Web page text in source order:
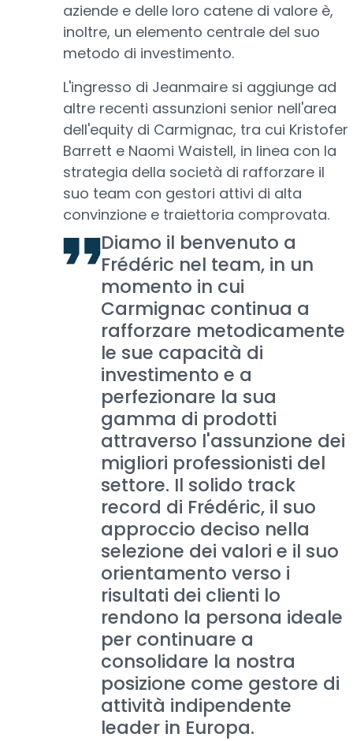
aziende e delle loro catene di valore è,
inoltre, un elemento centrale del suo
metodo di investimento.
L'ingresso di Jeanmaire si aggiunge ad
altre recenti assunzioni senior nell'area
dell'equity di Carmignac, tra cui Kristofer
Barrett e Naomi Waistell, in linea con la
strategia della società di rafforzare il
suo team con gestori attivi di alta
convinzione e traiettoria comprovata.
Diamo il benvenuto a
Frédéric nel team, in un
momento in cui
Carmignac continua a
rafforzare metodicamente
le sue capacità di
investimento e a
perfezionare la sua
gamma di prodotti
attraverso l'assunzione dei
migliori professionisti del
settore. Il solido track
record di Frédéric, il suo
approccio deciso nella
selezione dei valori e il suo
orientamento verso i
risultati dei clienti lo
rendono la persona ideale
per continuare a
consolidare la nostra
posizione come gestore di
attività indipendente
leader in Europa.